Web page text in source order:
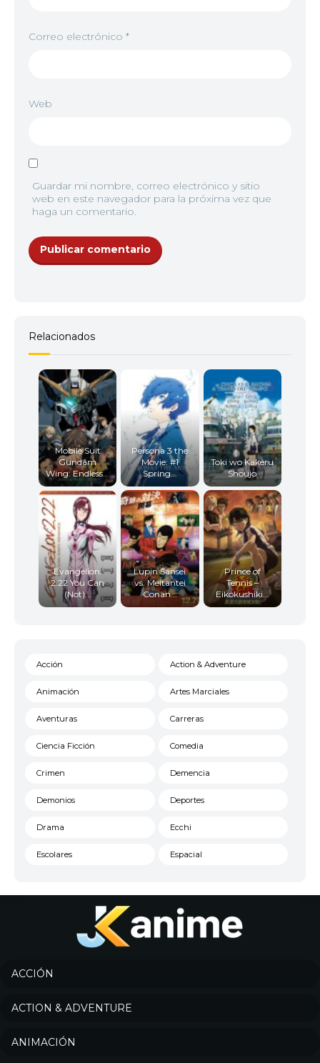
Correo electrónico *
Web
Guardar mi nombre, correo electrónico y sitio
web en este navegador para la próxima vez que
haga un comentario.
Relacionados
Mobile Suit
Gundam
Wing: Endless...
Persona 3 the
Movie: #1
Spring...
Toki wo Kakeru
Shoujo
Evangelion:
2.22 You Can
(Not)...
Lupin Sansei
vs. Meitantei
Conan...
Prince of
Tennis –
Eikokushiki...
Acción Action & Adventure
Animación Artes Marciales
Aventuras Carreras
Ciencia Ficción Comedia
Crimen Demencia
Demonios Deportes
Drama Ecchi
Escolares Espacial
Historico
Josei
Música
ACCIÓN
ACTION & ADVENTURE
ANIMACIÓN